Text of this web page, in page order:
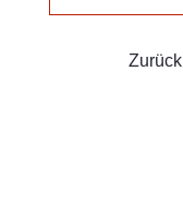
Zurück